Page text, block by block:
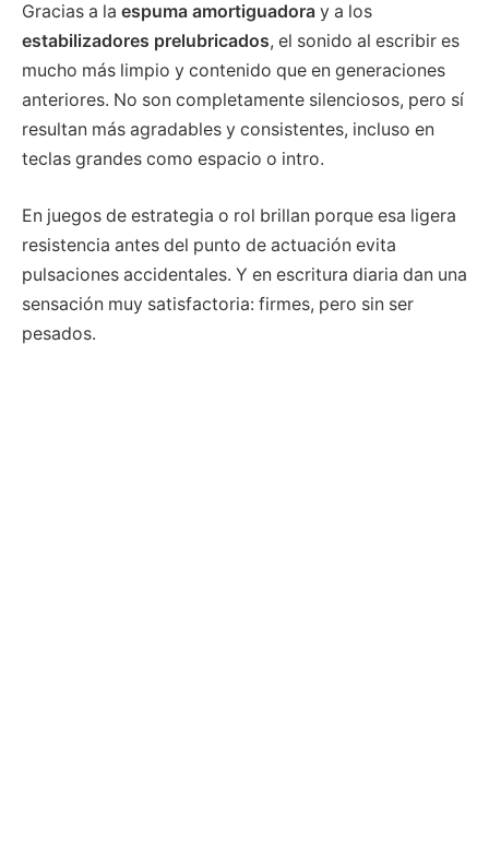
Gracias a la espuma amortiguadora y a los
estabilizadores prelubricados, el sonido al escribir es
mucho más limpio y contenido que en generaciones
anteriores. No son completamente silenciosos, pero sí
resultan más agradables y consistentes, incluso en
teclas grandes como espacio o intro.
En juegos de estrategia o rol brillan porque esa ligera
resistencia antes del punto de actuación evita
pulsaciones accidentales. Y en escritura diaria dan una
sensación muy satisfactoria: firmes, pero sin ser
pesados.